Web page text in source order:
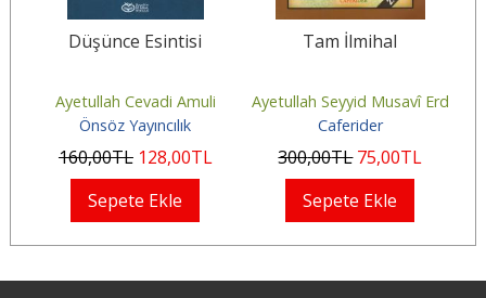
Düşünce Esintisi
Ayetullah Cevadi Amuli
Önsöz Yayıncılık
160,00TL 128,00TL
Sepete Ekle
Tam İlmihal
Ayetullah Seyyid Musavî Erdebilî
Caferider
300,00TL 75,00TL
Sepete Ekle